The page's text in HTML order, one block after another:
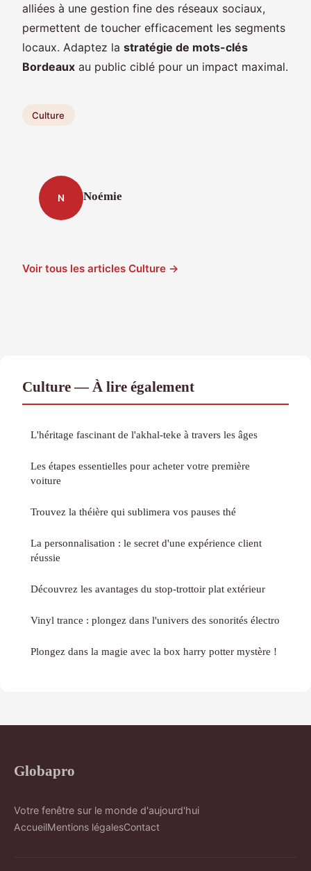
alliées à une gestion fine des réseaux sociaux,
permettent de toucher efficacement les segments
locaux. Adaptez la stratégie de mots-clés
Bordeaux au public ciblé pour un impact maximal.
Culture
N Noémie
Voir tous les articles Culture →
Culture — À lire également
L'héritage fascinant de l'akhal-teke à travers les âges
Les étapes essentielles pour acheter votre première
voiture
Trouvez la théière qui sublimera vos pauses thé
La personnalisation : le secret d'une expérience client
réussie
Découvrez les avantages du stop-trottoir plat extérieur
Vinyl trance : plongez dans l'univers des sonorités électro
Plongez dans la magie avec la box harry potter mystère !
Globapro
Votre fenêtre sur le monde d'aujourd'hui
AccueilMentions légalesContact